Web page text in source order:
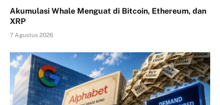
Akumulasi Whale Menguat di Bitcoin, Ethereum, dan
XRP
7 Agustus 2026